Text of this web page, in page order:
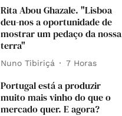
Rita Abou Ghazale. "Lisboa
deu-nos a oportunidade de
mostrar um pedaço da nossa
terra"
Nuno Tibiriçá 7 Horas
Portugal está a produzir
muito mais vinho do que o
mercado quer. E agora?